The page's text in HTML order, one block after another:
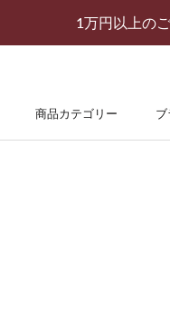
1万円以上の
商品カテゴリー